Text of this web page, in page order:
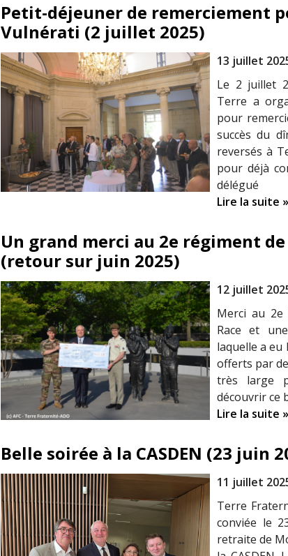
Petit-déjeuner de remerciement
Vulnérati (2 juillet 2025)
13 juillet
Le 2 juillet
Terre a
pour
succès du
reversés à
pour déjà
délégué
Lire la suite »
Un grand merci au 2e régiment
(retour sur juin 2025)
12 juillet
Merci au
Race et
laquelle a eu
offerts par
très large
découvrir ce
Lire la suite »
Belle soirée à la CASDEN (23 juin
11 juillet
Terre
conviée le
retraite de